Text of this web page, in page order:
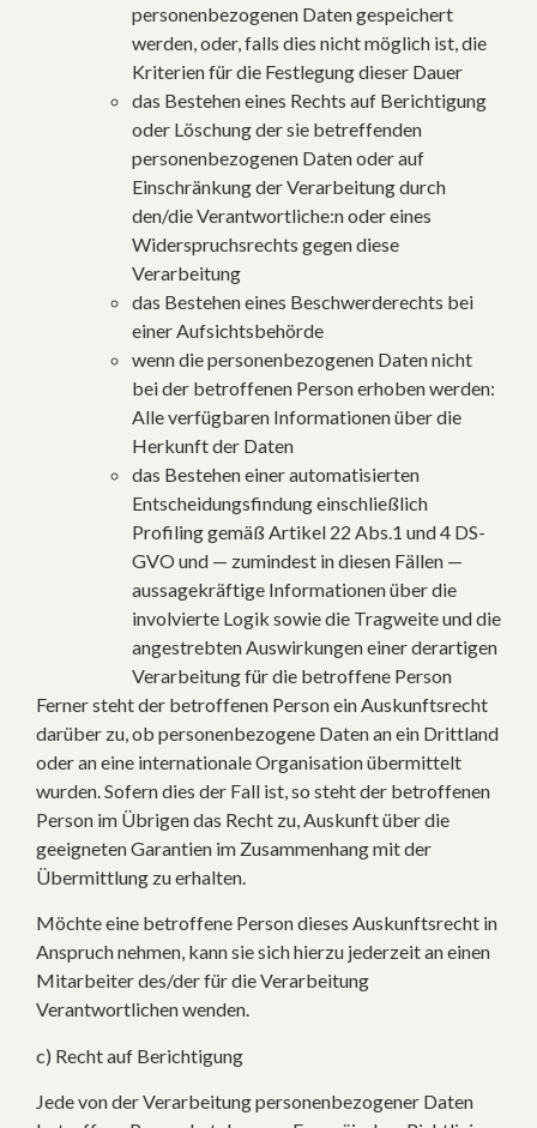
personenbezogenen Daten gespeichert
werden, oder, falls dies nicht möglich ist, die
Kriterien für die Festlegung dieser Dauer
das Bestehen eines Rechts auf Berichtigung
oder Löschung der sie betreffenden
personenbezogenen Daten oder auf
Einschränkung der Verarbeitung durch
den/die Verantwortliche:n oder eines
Widerspruchsrechts gegen diese
Verarbeitung
das Bestehen eines Beschwerderechts bei
einer Aufsichtsbehörde
wenn die personenbezogenen Daten nicht
bei der betroffenen Person erhoben werden:
Alle verfügbaren Informationen über die
Herkunft der Daten
das Bestehen einer automatisierten
Entscheidungsfindung einschließlich
Profiling gemäß Artikel 22 Abs.1 und 4 DS-
GVO und — zumindest in diesen Fällen —
aussagekräftige Informationen über die
involvierte Logik sowie die Tragweite und die
angestrebten Auswirkungen einer derartigen
Verarbeitung für die betroffene Person
Ferner steht der betroffenen Person ein Auskunftsrecht
darüber zu, ob personenbezogene Daten an ein Drittland
oder an eine internationale Organisation übermittelt
wurden. Sofern dies der Fall ist, so steht der betroffenen
Person im Übrigen das Recht zu, Auskunft über die
geeigneten Garantien im Zusammenhang mit der
Übermittlung zu erhalten.
Möchte eine betroffene Person dieses Auskunftsrecht in
Anspruch nehmen, kann sie sich hierzu jederzeit an einen
Mitarbeiter des/der für die Verarbeitung
Verantwortlichen wenden.
c) Recht auf Berichtigung
Jede von der Verarbeitung personenbezogener Daten